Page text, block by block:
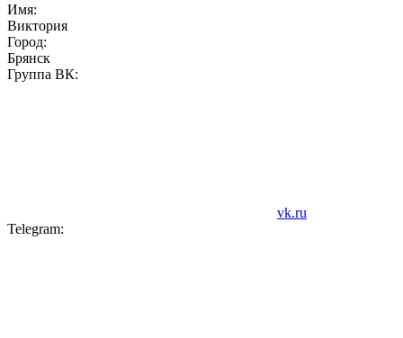
Имя:
Виктория
Город:
Брянск
Группа ВК:
vk.ru
Telegram: